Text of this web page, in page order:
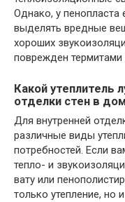
Однако, у пенопласта
выделять вредные
хороших
поврежден термитами
Какой утеплитель
отделки стен в
Для внутренней
различные виды
потребностей. Если
тепло- и
вату или
только утепление, но